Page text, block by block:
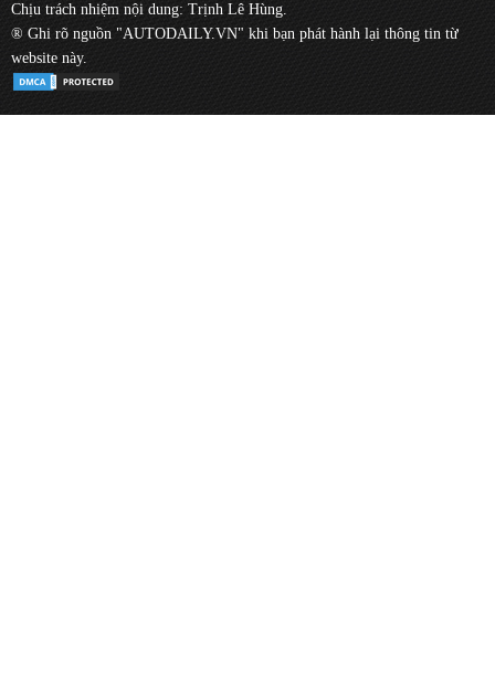
Chịu trách nhiệm nội dung: Trịnh Lê Hùng.
® Ghi rõ nguồn "AUTODAILY.VN" khi bạn phát hành lại thông tin từ
website này.